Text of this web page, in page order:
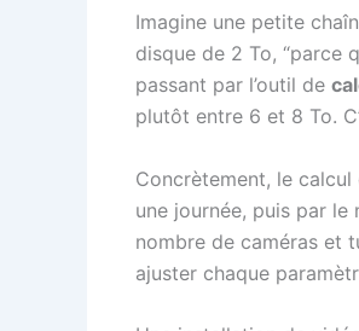
Imagine une petite
disque de 2 To, “parce
passant par l’outil de
plutôt entre 6 et 8 To.
Concrètement, le
une journée, puis par
nombre de caméras et
ajuster chaque